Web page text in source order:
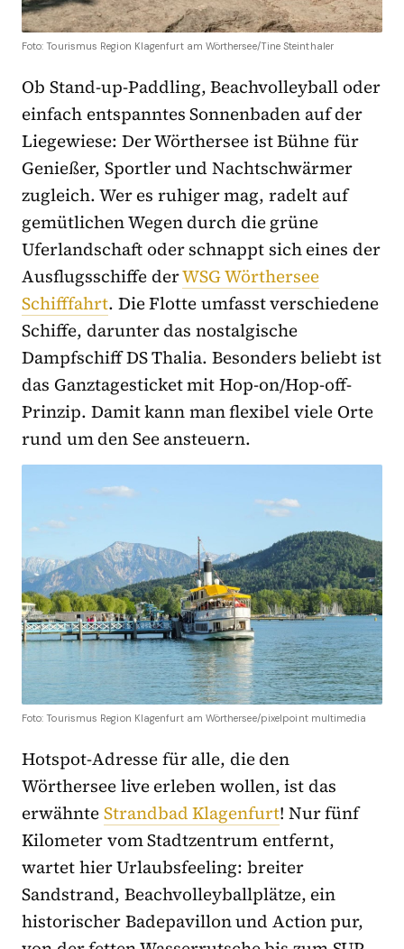
Foto: Tourismus Region Klagenfurt am Wörthersee/Tine Steinthaler
Ob Stand-up-Paddling, Beachvolleyball oder
einfach entspanntes Sonnenbaden auf der
Liegewiese: Der Wörthersee ist Bühne für
Genießer, Sportler und Nachtschwärmer
zugleich. Wer es ruhiger mag, radelt auf
gemütlichen Wegen durch die grüne
Uferlandschaft oder schnappt sich eines der
Ausflugsschiffe derWSG Wörthersee
Schifffahrt. Die Flotte umfasst verschiedene
Schiffe, darunter das nostalgische
Dampfschiff DS Thalia. Besonders beliebt ist
das Ganztagesticket mit Hop-on/Hop-off-
Prinzip. Damit kann man flexibel viele Orte
rund um den See ansteuern.
Foto: Tourismus Region Klagenfurt am Wörthersee/pixelpoint multimedia
Hotspot-Adresse für alle, die den
Wörthersee live erleben wollen, ist das
erwähnteStrandbad Klagenfurt! Nur fünf
Kilometer vom Stadtzentrum entfernt,
wartet hier Urlaubsfeeling: breiter
Sandstrand, Beachvolleyballplätze, ein
historischer Badepavillon und Action pur,